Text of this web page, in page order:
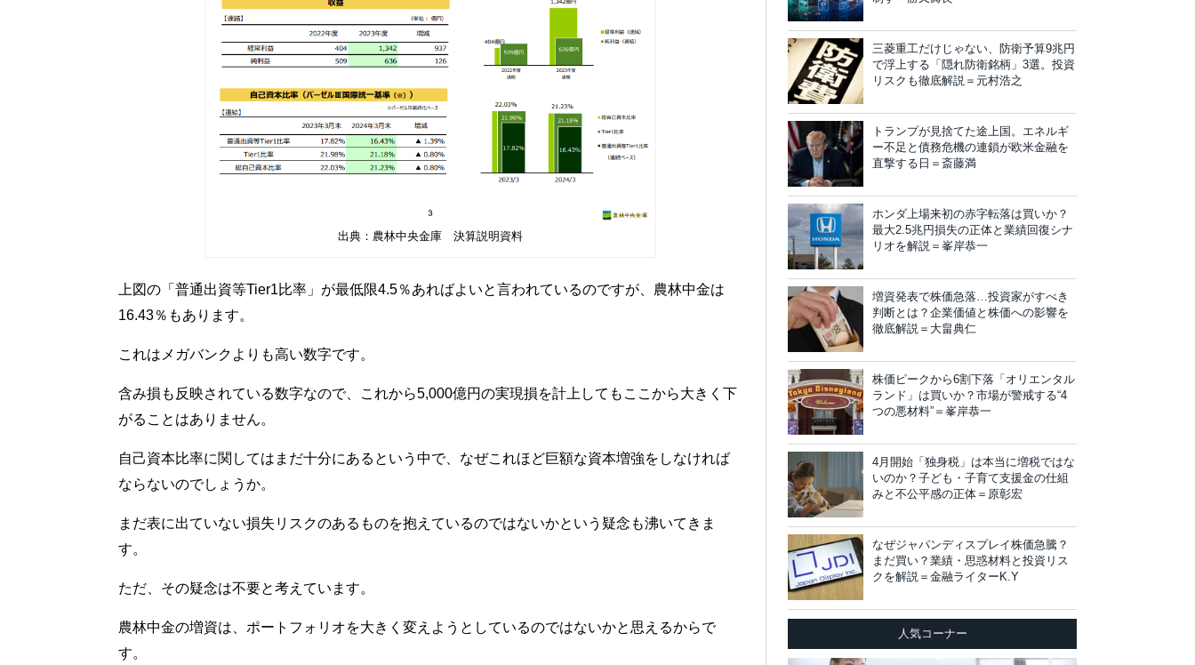
出典：農林中央金庫 決算説明資料
上図の「普通出資等Tier1比率」が最低限4.5％あればよいと言われているのですが、農林中金は
16.43％もあります。
これはメガバンクよりも高い数字です。
含み損も反映されている数字なので、これから5,000億円の実現損を計上してもここから大きく下
がることはありません。
自己資本比率に関してはまだ十分にあるという中で、なぜこれほど巨額な資本増強をしなければ
ならないのでしょうか。
まだ表に出ていない損失リスクのあるものを抱えているのではないかという疑念も沸いてきま
す。
ただ、その疑念は不要と考えています。
農林中金の増資は、ポートフォリオを大きく変えようとしているのではないかと思えるからで
す。
三菱重工だけじゃない、防衛予算9兆円
で浮上する「隠れ防衛銘柄」3選。投資
リスクも徹底解説＝元村浩之
トランプが見捨てた途上国。エネルギ
ー不足と債務危機の連鎖が欧米金融を
直撃する日＝斎藤満
ホンダ上場来初の赤字転落は買いか？
最大2.5兆円損失の正体と業績回復シナ
リオを解説＝峯岸恭一
増資発表で株価急落…投資家がすべき
判断とは？企業価値と株価への影響を
徹底解説＝大畠典仁
株価ピークから6割下落「オリエンタル
ランド」は買いか？市場が警戒する“4
つの悪材料”＝峯岸恭一
4月開始「独身税」は本当に増税ではな
いのか？子ども・子育て支援金の仕組
みと不公平感の正体＝原彰宏
なぜジャパンディスプレイ株価急騰？
まだ買い？業績・思惑材料と投資リス
クを解説＝金融ライターK.Y
人気コーナー